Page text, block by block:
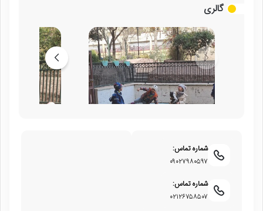
گالری
شماره تماس:
٠۹٠۲۷۹۸٠۵۹۷
شماره تماس:
٠۲۱۲۶۷۵۸۵٠۷